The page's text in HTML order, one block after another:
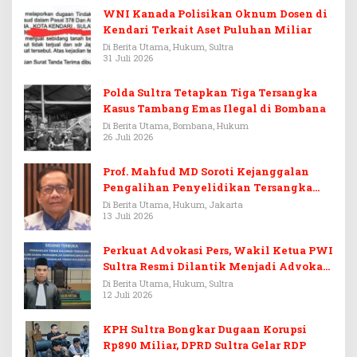
WNI Kanada Polisikan Oknum Dosen di
Kendari Terkait Aset Puluhan Miliar
Di Berita Utama, Hukum, Sultra
31 Juli 2026
Polda Sultra Tetapkan Tiga Tersangka
Kasus Tambang Emas Ilegal di Bombana
Di Berita Utama, Bombana, Hukum
26 Juli 2026
Prof. Mahfud MD Soroti Kejanggalan
Pengalihan Penyelidikan Tersangka
Febrie Adriansyah
Di Berita Utama, Hukum, Jakarta
13 Juli 2026
Perkuat Advokasi Pers, Wakil Ketua PWI
Sultra Resmi Dilantik Menjadi Advokat
PERADI
Di Berita Utama, Hukum, Sultra
12 Juli 2026
KPH Sultra Bongkar Dugaan Korupsi
Rp890 Miliar, DPRD Sultra Gelar RDP